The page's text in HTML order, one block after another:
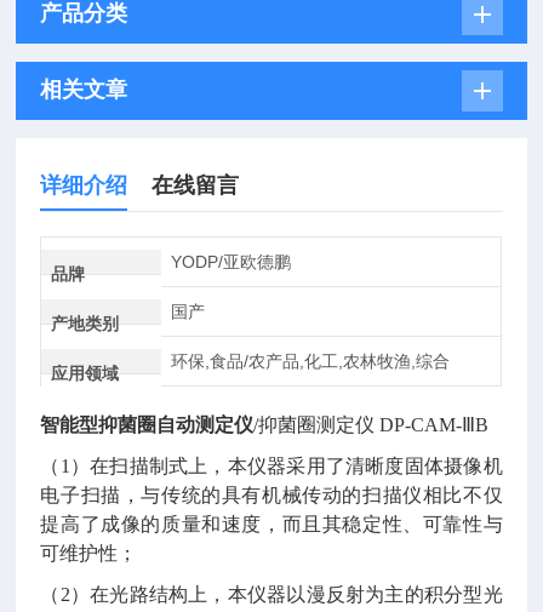
产品分类
相关文章
详细介绍 在线留言
品牌
YODP/亚欧德鹏
产地类别
国产
应用领域
环保,食品/农产品,化工,农林牧渔,综合
智能型抑菌圈自动测定仪/抑菌圈测定仪 DP-CAM-ⅢB
（ 1）在扫描制式上，本仪器采用了清晰度固体摄像机
电子扫描，与传统的具有机械传动的扫描仪相比不仅
提高了成像的质量和速度，而且其稳定性、可靠性与
可维护性；
（ 2）在光路结构上，本仪器以漫反射为主的积分型光